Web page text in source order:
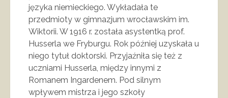
języka niemieckiego. Wykładała te
przedmioty w gimnazjum wrocławskim im.
Wiktorii. W 1916 r. została asystentką prof.
Husserla we Fryburgu. Rok później uzyskała u
niego tytuł doktorski. Przyjaźniła się też z
uczniami Husserla, między innymi z
Romanem Ingardenem. Pod silnym
wpływem mistrza i jego szkoły